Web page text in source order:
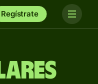
Regístrate